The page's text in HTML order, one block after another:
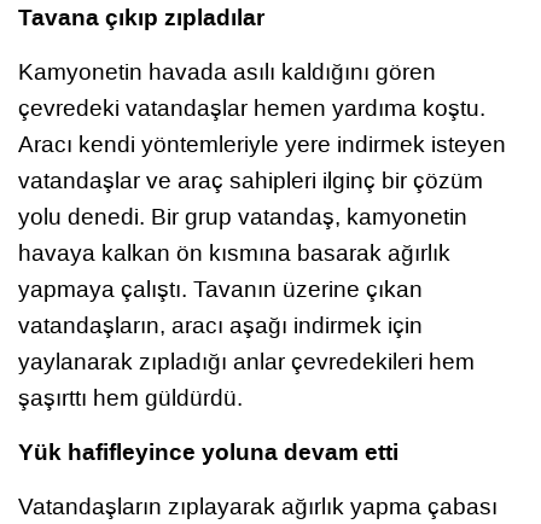
Tavana çıkıp zıpladılar
Kamyonetin havada asılı kaldığını gören
çevredeki vatandaşlar hemen yardıma koştu.
Aracı kendi yöntemleriyle yere indirmek isteyen
vatandaşlar ve araç sahipleri ilginç bir çözüm
yolu denedi. Bir grup vatandaş, kamyonetin
havaya kalkan ön kısmına basarak ağırlık
yapmaya çalıştı. Tavanın üzerine çıkan
vatandaşların, aracı aşağı indirmek için
yaylanarak zıpladığı anlar çevredekileri hem
şaşırttı hem güldürdü.
Yük hafifleyince yoluna devam etti
Vatandaşların zıplayarak ağırlık yapma çabası